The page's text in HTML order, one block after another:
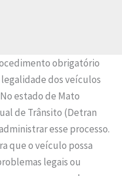
obrigatório
dos veículos
estado de Mato
de Trânsito (Detran
esse processo.
que o veículo possa
legais ou